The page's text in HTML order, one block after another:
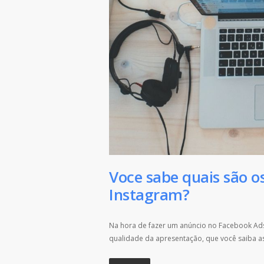
Voce sabe quais são
Instagram?
Na hora de fazer um anúncio no Facebook
qualidade da apresentação, que você saiba